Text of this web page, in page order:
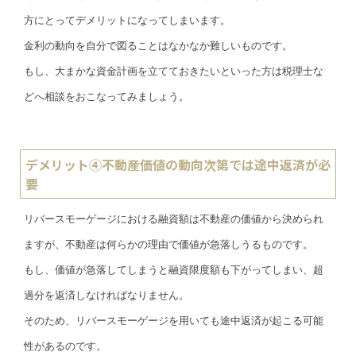
方にとってデメリットになってしまいます。
金利の動向を自分で図ることはなかなか難しいものです。
もし、大まかな資金計画を立てておきたいといった方は税理士な
どへ相談をおこなってみましょう。
デメリット④不動産価値の動向次第では途中返済が必
要
リバースモーゲージにおける融資額は不動産の価値から決められ
ますが、不動産は何らかの理由で価値が急落しうるものです。
もし、価値が急落してしまうと融資限度額も下がってしまい、超
過分を返済しなければなりません。
そのため、リバースモーゲージを用いても途中返済が起こる可能
性があるのです。